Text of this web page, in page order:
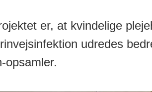
er, at kvindelige
udredes
opsamler.